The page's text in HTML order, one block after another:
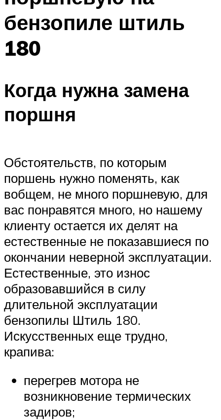
бензопиле штиль
180
Когда нужна замена
поршня
Обстоятельств, по которым
поршень нужно поменять, как
вобщем, не много поршневую, для
вас понравятся много, но нашему
клиенту остается их делят на
естественные не показавшиеся по
окончании неверной эксплуатации.
Естественные, это износ
образовавшийся в силу
длительной эксплуатации
бензопилы Штиль 180.
Искусственных еще трудно,
крапива:
перегрев мотора не
возникновение термических
задиров;